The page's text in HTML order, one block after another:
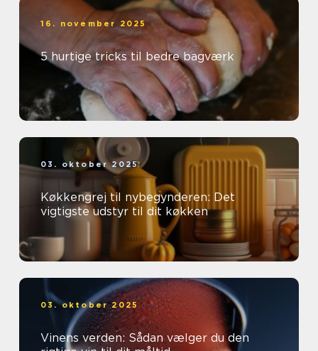
16. november 2025
5 hurtige tricks til bedre bagværk
03. oktober 2025
Køkkengrej til nybegynderen: Det
vigtigste udstyr til dit køkken
03. oktober 2025
Vinens verden: Sådan vælger du den